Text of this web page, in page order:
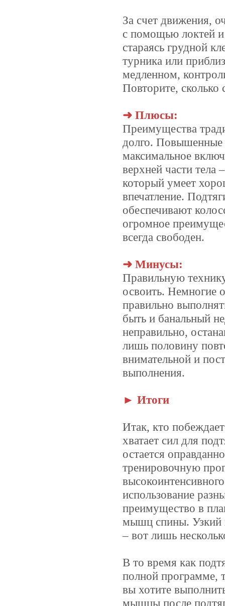
За счет движения,
с помощью локтей
стараясь грудной
турника или
медленном,
Повторите, сколько
➜ Плюсы:
Преимущества
долго. Повышенные
максимальное
верхней части
который умеет
впечатление.
обеспечивают
огромное
всегда свободен.
➜ Минусы:
Правильную
освоить. Немногие
правильно
быть и банальный
неправильно,
лишь половину
внимательной и
выполнения.
► Итоги
Итак, кто
хватает сил для
остается
тренировочную
использование
преимущество в
мышц спины. Узкий
– вот лишь
В то время как
полной программе,
вы хотите
мышцы после